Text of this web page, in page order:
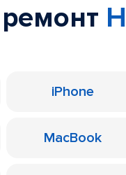
iPhone
MacBook